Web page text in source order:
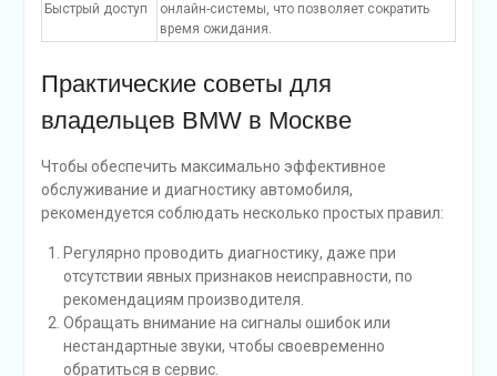
Быстрый доступ
онлайн-системы, что позволяет сократить
время ожидания.
Практические советы для
владельцев BMW в Москве
Чтобы обеспечить максимально эффективное
обслуживание и диагностику автомобиля,
рекомендуется соблюдать несколько простых правил:
Регулярно проводить диагностику, даже при
отсутствии явных признаков неисправности, по
рекомендациям производителя.
Обращать внимание на сигналы ошибок или
нестандартные звуки, чтобы своевременно
обратиться в сервис.